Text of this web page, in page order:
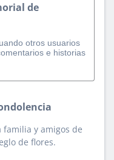
de
otros usuarios
e historias
familia y amigos de
de flores.